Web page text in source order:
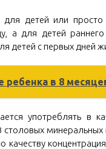
для детей или
а для детей
детей с первых дней
ребенка в 8
употреблять в
столовых
качеству